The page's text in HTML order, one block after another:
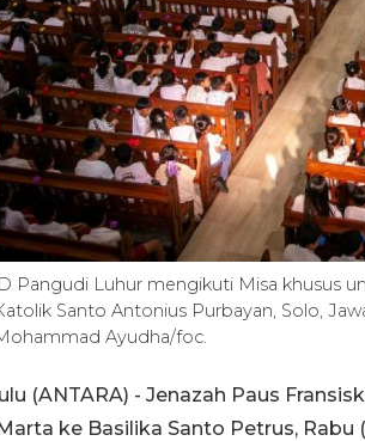
Pangudi Luhur mengikuti Misa khusus
Santo Antonius Purbayan, Solo,
Ayudha/foc.
(ANTARA) - Jenazah Paus
ke Basilika Santo Petrus,